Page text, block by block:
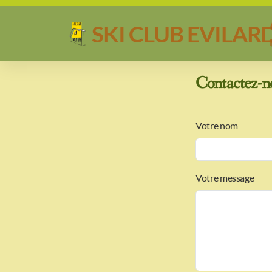
SKI CLUB
Contactez-
Votre nom
Votre message